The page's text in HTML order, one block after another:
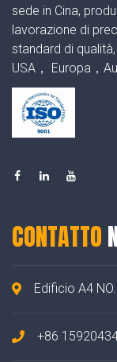
sede in Cina,
lavorazione di
standard di
USA， Europa，
CONTATTO
Edificio A4
+86